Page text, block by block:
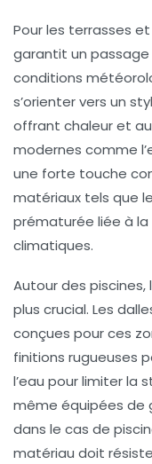
Pour les terrasses
garantit un passage
conditions
s’orienter vers un
offrant chaleur et
modernes comme
une forte touche
matériaux tels que
prématurée liée à
climatiques.
Autour des
plus crucial. Les
conçues pour ces
finitions rugueuses
l’eau pour limiter la
même équipées de
dans le cas de
matériau doit